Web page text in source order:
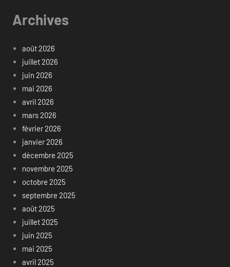
Archives
août 2026
juillet 2026
juin 2026
mai 2026
avril 2026
mars 2026
février 2026
janvier 2026
décembre 2025
novembre 2025
octobre 2025
septembre 2025
août 2025
juillet 2025
juin 2025
mai 2025
avril 2025